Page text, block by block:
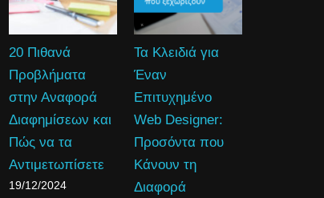
20 Πιθανά
Προβλήματα
στην Αναφορά
Διαφημίσεων και
Πώς να τα
Αντιμετωπίσετε
19/12/2024
Τα Κλειδιά για
Έναν
Επιτυχημένο
Web Designer:
Προσόντα που
Κάνουν τη
Διαφορά